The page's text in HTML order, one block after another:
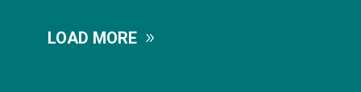
LOAD MORE